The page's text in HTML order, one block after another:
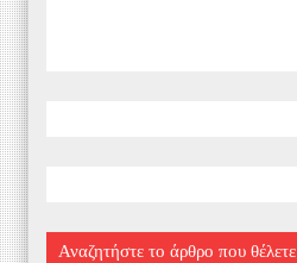
Αναζητήστε το άρθρο που θέλετε